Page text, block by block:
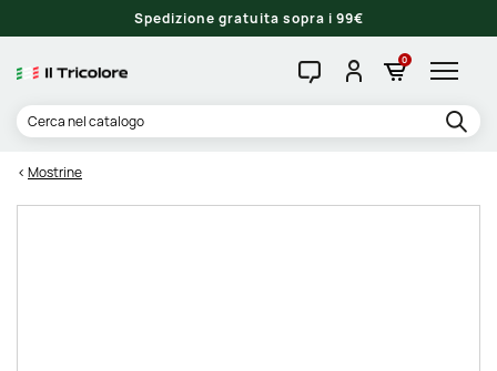
Spedizione gratuita sopra i 99€
0
Mostrine